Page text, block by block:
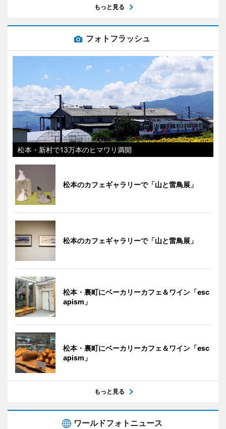
もっと見る
フォトフラッシュ
松本・新村で13万本のヒマワリ満開
松本のカフェギャラリーで「山と雷鳥展」
松本のカフェギャラリーで「山と雷鳥展」
松本・裏町にベーカリーカフェ＆ワイン「esc
apism」
松本・裏町にベーカリーカフェ＆ワイン「esc
apism」
もっと見る
ワールドフォトニュース